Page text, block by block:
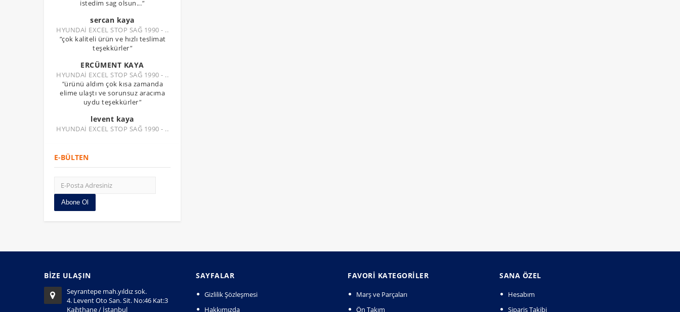
istedim sag olsun..."
sercan kaya
HYUNDAİ EXCEL STOP SAĞ 1990 - ..
"çok kaliteli ürün ve hızlı teslimat
teşekkürler"
ERCÜMENT KAYA
HYUNDAİ EXCEL STOP SAĞ 1990 - ..
"ürünü aldım çok kısa zamanda
elime ulaştı ve sorunsuz aracıma
uydu teşekkürler"
levent kaya
HYUNDAİ EXCEL STOP SAĞ 1990 - ..
E-BÜLTEN
Abone Ol
BİZE ULAŞIN
Seyrantepe mah.yıldız sok.
4. Levent Oto San. Sit. No:46 Kat:3
Kağıthane / İstanbul
SAYFALAR
Gizlilik Şözleşmesi
Hakkımızda
FAVORI KATEGORILER
Marş ve Parçaları
Ön Takım
SANA ÖZEL
Hesabım
Sipariş Takibi